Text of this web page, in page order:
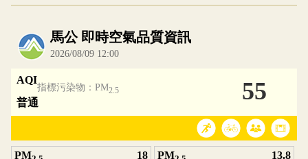
內嵌空氣品質小工具為視覺預覽，完整即時空